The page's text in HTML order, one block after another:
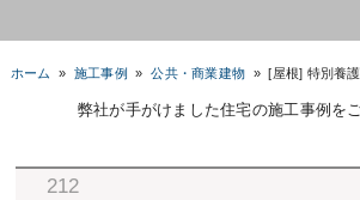
ホーム » 施工事例 »公共・商業建物 »[屋根] 特別養
弊社が手がけました住宅の施工事例を
212